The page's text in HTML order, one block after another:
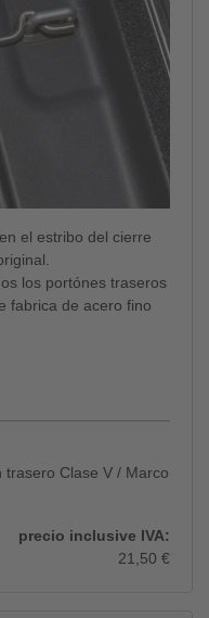
el estribo del cierre
los portónes traseros
fabrica de acero fino
Clase V / Marco
precio inclusive IVA:
21,50 €